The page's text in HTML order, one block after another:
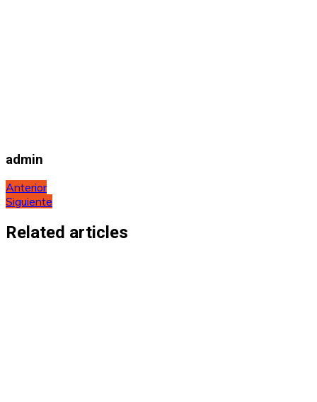
admin
Navegación
de
entradas
Anterior
Siguiente
Related articles